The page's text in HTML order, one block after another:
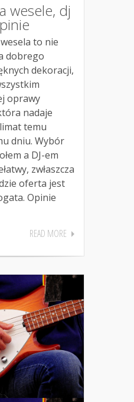
wesele, dj
to nie
dobrego
dekoracji,
oprawy
nadaje
temu
dniu. Wybór
a DJ-em
zwłaszcza
oferta jest
Opinie
READ MORE